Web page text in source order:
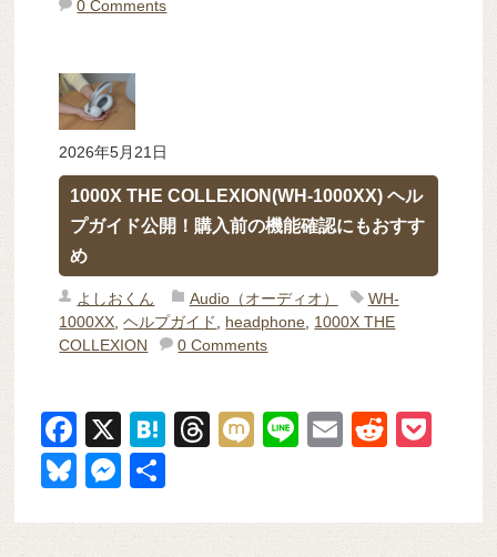
0 Comments
2026年5月21日
1000X THE COLLEXION(WH-1000XX) ヘル
プガイド公開！購入前の機能確認にもおすす
め
よしおくん Audio（オーディオ）
WH-
1000XX,ヘルプガイド, headphone, 1000X THE
COLLEXION
0 Comments
F
a
c
e
X
H
n
T
a
M
Li
E
R
di et
Bl
M